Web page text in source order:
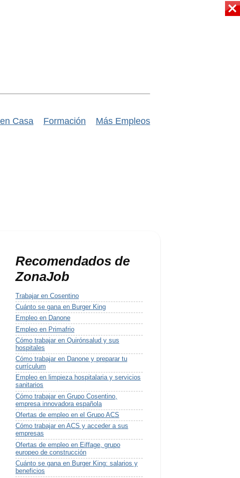
Casa Formación Más Empleos
Recomendados de
ZonaJob
Trabajar en Cosentino
Cuánto se gana en Burger King
Empleo en Danone
Empleo en Primafrio
Cómo trabajar en Quirónsalud y sus
hospitales
Cómo trabajar en Danone y preparar tu
currículum
Empleo en limpieza hospitalaria y servicios
sanitarios
Cómo trabajar en Grupo Cosentino,
empresa innovadora española
Ofertas de empleo en el Grupo ACS
Cómo trabajar en ACS y acceder a sus
empresas
Ofertas de empleo en Eiffage, grupo
europeo de construcción
Cuánto se gana en Burger King: salarios y
beneficios